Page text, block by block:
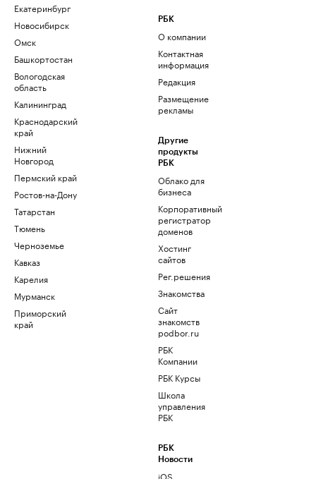
Екатеринбург
Новосибирск
Омск
Башкортостан
Вологодская
область
Калининград
Краснодарский
край
Нижний
Новгород
Пермский край
Ростов-на-Дону
Татарстан
Тюмень
Черноземье
Кавказ
Карелия
Мурманск
Приморский
край
РБК
О компании
Контактная
информация
Редакция
Размещение
рекламы
Другие
продукты
РБК
Облако для
бизнеса
Корпоративный
регистратор
доменов
Хостинг
сайтов
Рег.решения
Знакомства
Сайт
знакомств
podbor.ru
РБК
Компании
РБК Курсы
Школа
управления
РБК
РБК
Новости
iOS